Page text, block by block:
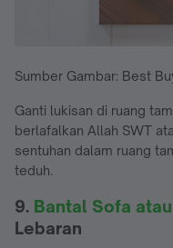
Sumber Gambar: Best
Ganti lukisan di ruang
berlafalkan Allah SWT
sentuhan dalam ruang
teduh.
9. Bantal Sofa atau
Lebaran